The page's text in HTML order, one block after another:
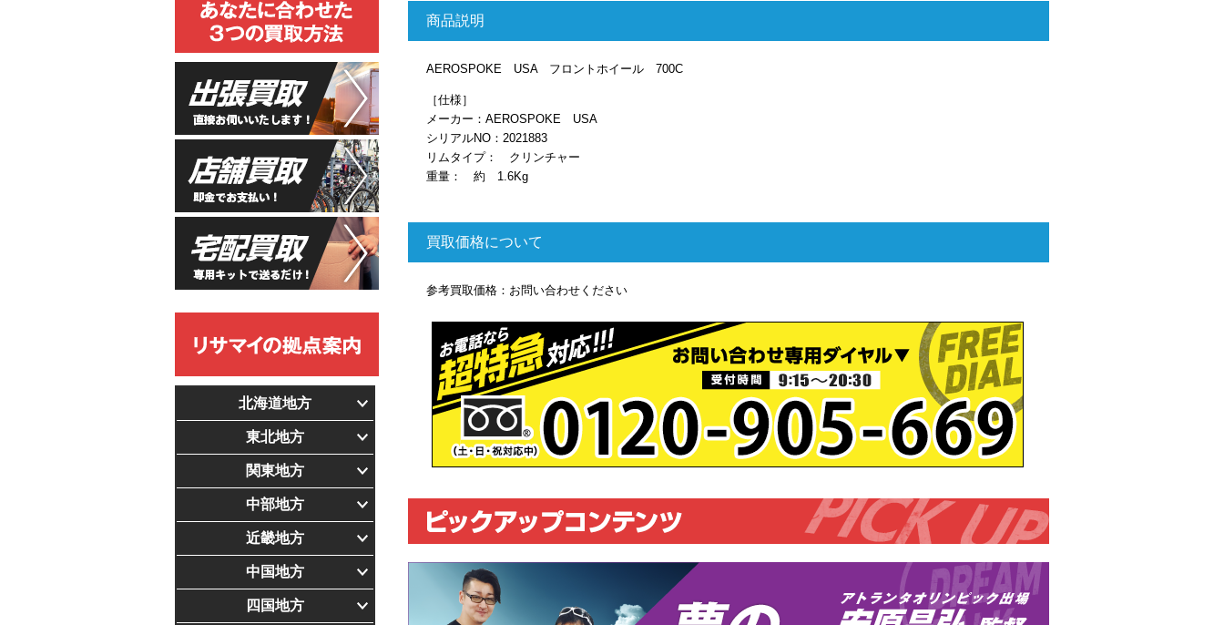
商品説明
AEROSPOKE USA フロントホイール 700C
［仕様］
メーカー：AEROSPOKE USA
シリアルNO：2021883
リムタイプ： クリンチャー
重量： 約 1.6Kg
買取価格について
参考買取価格：お問い合わせください
北海道地方
東北地方
関東地方
中部地方
近畿地方
中国地方
四国地方